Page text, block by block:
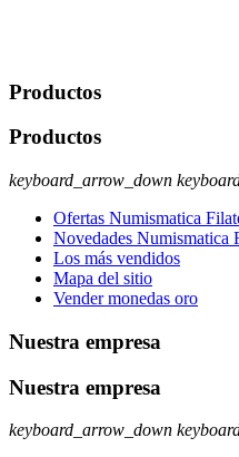
Productos
Productos
keyboard_arrow_down
Ofertas Numismatica
Novedades Numismatica
Los más vendidos
Mapa del sitio
Vender monedas oro
Nuestra empresa
Nuestra empresa
keyboard_arrow_down